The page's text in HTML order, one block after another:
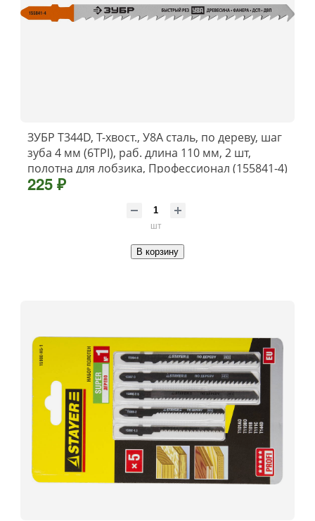
ЗУБР T344D, T-хвост., У8А сталь, по дереву, шаг
зуба 4 мм (6TPI), раб. длина 110 мм, 2 шт,
полотна для лобзика, Профессионал (155841-4)
225 ₽
шт
В корзину